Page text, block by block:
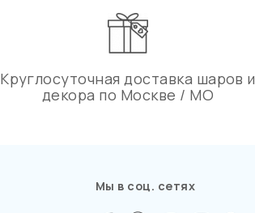
Круглосуточная доставка шаров и
декора по Москве / МО
Мы в соц. сетях